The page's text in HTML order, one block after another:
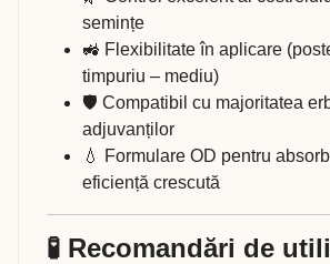
semințe
🚜 Flexibilitate în aplicare
timpuriu – mediu)
🛡️ Compatibil cu majoritatea
adjuvanților
💧 Formulare OD pentru
eficiență crescută
🧪 Recomandări de